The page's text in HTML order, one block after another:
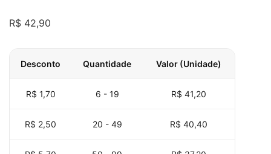
R$ 42,90
Desconto Quantidade Valor (Unidade)
R$ 1,70 6 - 19 R$ 41,20
R$ 2,50 20 - 49 R$ 40,40